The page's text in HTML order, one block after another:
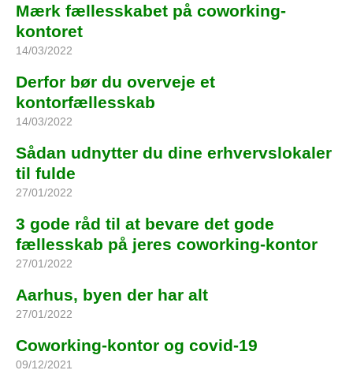
Mærk fællesskabet på coworking-
kontoret
14/03/2022
Derfor bør du overveje et
kontorfællesskab
14/03/2022
Sådan udnytter du dine erhvervslokaler
til fulde
27/01/2022
3 gode råd til at bevare det gode
fællesskab på jeres coworking-kontor
27/01/2022
Aarhus, byen der har alt
27/01/2022
Coworking-kontor og covid-19
09/12/2021